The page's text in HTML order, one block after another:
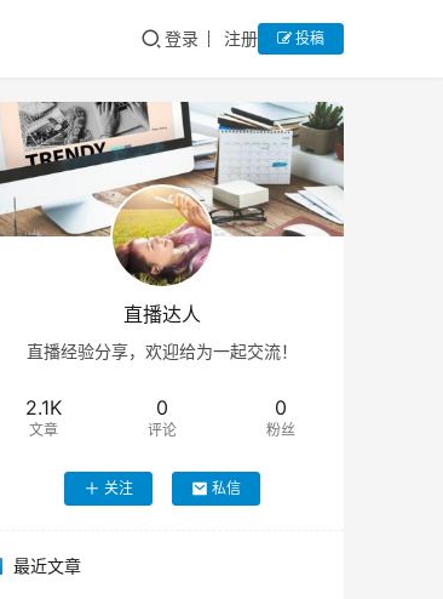
登录 注册 投稿
直播达人
直播经验分享，欢迎给为一起交流！
2.1K
文章
0
评论
0
粉丝
关注 私信
最近文章